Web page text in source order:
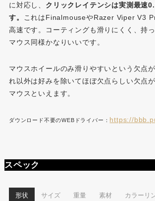
に対応し、 クリックレイテンシは実測最速
す。
これはFinalmouseやRazer Viper V3
高速です。コーティングも滑りにくく、持
マウス同様かなりいいです。
マウスホイールのみ滑りやすいという欠点
れ以外は好みを除いてほぼ欠点らしい欠点
マウスといえます。
ダウンロード不要のWEBドライバー： https://
スペック
形状 サイズ 重量 素材 カラーリ